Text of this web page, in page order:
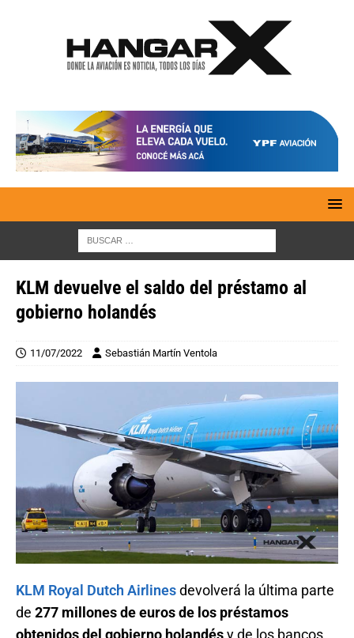
KLM devuelve el saldo del préstamo al
gobierno holandés
11/07/2022 Sebastián Martín Ventola
KLM Royal Dutch Airlinesdevolverá la última parte
de 277 millones de euros de los préstamos
obtenidos del gobierno holandésy de los bancos